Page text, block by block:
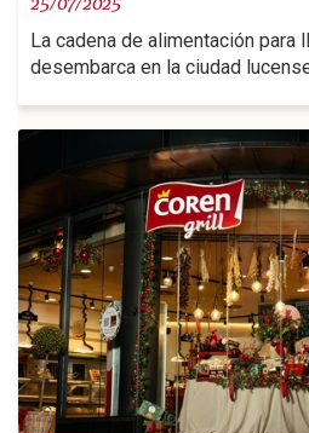
La cadena de alimentación para
desembarca en la ciudad